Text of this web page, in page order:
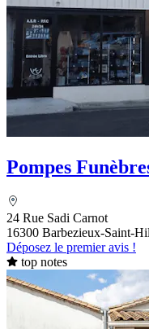
Pompes
24 Rue Sadi Carnot
16300 Barbezieux-Saint-
Déposez le premier avis !
top notes